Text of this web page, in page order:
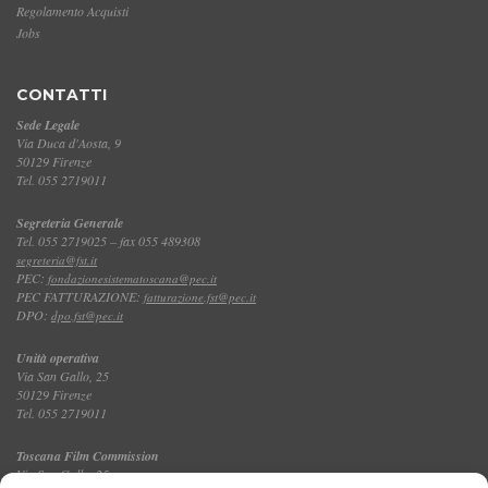
Regolamento Acquisti
Jobs
CONTATTI
Sede Legale
Via Duca d'Aosta, 9
50129 Firenze
Tel. 055 2719011
Segreteria Generale
Tel. 055 2719025 – fax 055 489308
segreteria@fst.it
PEC: fondazionesistematoscana@pec.it
PEC FATTURAZIONE: fatturazione.fst@pec.it
DPO: dpo.fst@pec.it
Unità operativa
Via San Gallo, 25
50129 Firenze
Tel. 055 2719011
Toscana Film Commission
Via San Gallo, 25